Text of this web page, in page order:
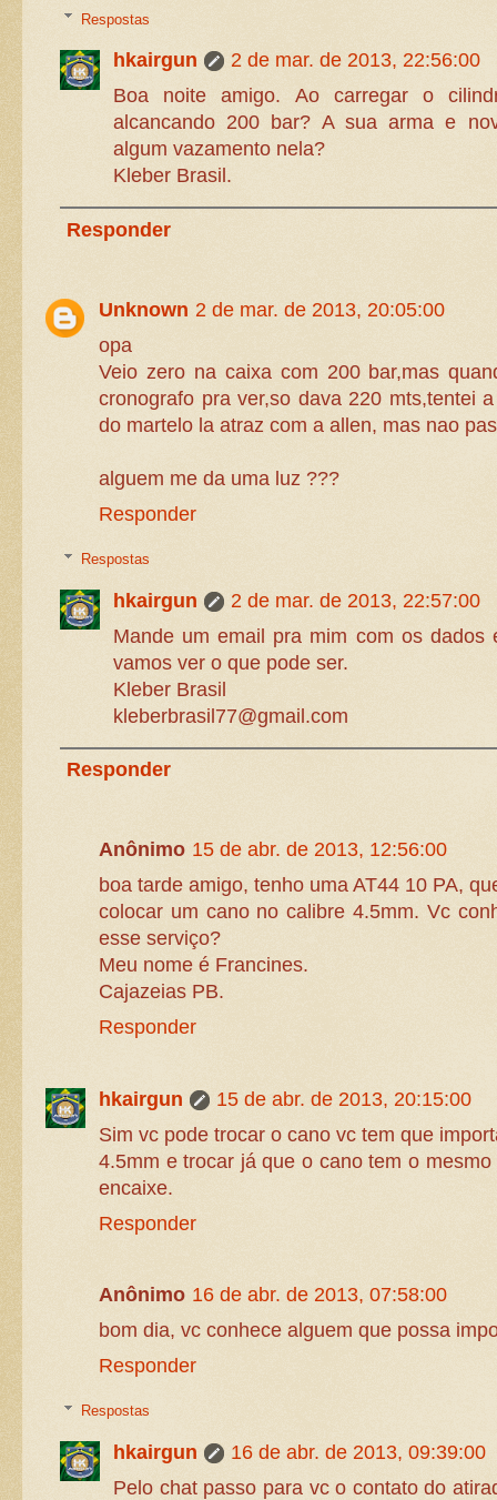
Respostas
hkairgun
2 de mar. de 2013, 22:56:00
Boa noite amigo. Ao carregar o
alcancando 200 bar? A sua arma e
algum vazamento nela?
Kleber Brasil.
Responder
Unknown 2 de mar. de 2013, 20:05:00
opa
Veio zero na caixa com 200 bar,mas
cronografo pra ver,so dava 220 mts,tentei
do martelo la atraz com a allen, mas nao
alguem me da uma luz ???
Responder
Respostas
hkairgun
2 de mar. de 2013, 22:57:00
Mande um email pra mim com os dados
vamos ver o que pode ser.
Kleber Brasil
kleberbrasil77@gmail.com
Responder
Anônimo 15 de abr. de 2013, 12:56:00
boa tarde amigo, tenho uma AT44 10 PA,
colocar um cano no calibre 4.5mm. Vc
esse serviço?
Meu nome é Francines.
Cajazeias PB.
Responder
hkairgun
15 de abr. de 2013, 20:15:00
Sim vc pode trocar o cano vc tem que
4.5mm e trocar já que o cano tem o
encaixe.
Responder
Anônimo 16 de abr. de 2013, 07:58:00
bom dia, vc conhece alguem que possa
Responder
Respostas
hkairgun
16 de abr. de 2013, 09:39:00
Pelo chat passo para vc o contato do